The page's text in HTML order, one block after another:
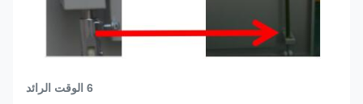
6 الوقت الرائد